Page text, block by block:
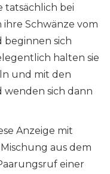
tatsächlich bei
ihre Schwänze vom
beginnen sich
halten sie
und mit den
wenden sich dann
Anzeige mit
aus dem
einer